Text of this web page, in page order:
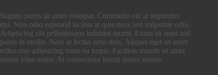
Sagittis purus sit amet volutpat. Commodo elit at imperdiet
dui. Non odio euismod lacinia at quis risus sed vulputate odio.
Adipiscing elit pellentesque habitant morbi. Etiam sit amet nisl
purus in mollis. Nam at lectus urna duis. Aliquet eget sit amet
tellus cras adipiscing enim eu turpis. Facilisis mauris sit amet
massa vitae tortor. At consectetur lorem donec massa.